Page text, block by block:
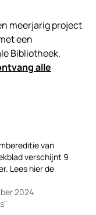
meerjarig project
een
Bibliotheek.
alle
van
verschijnt 9
Lees hier de
2024